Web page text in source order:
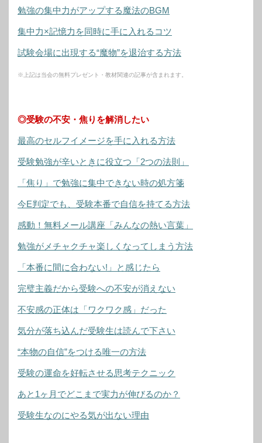
勉強の集中力がアップする魔法のBGM
集中力×記憶力を同時に手に入れるコツ
試験会場に出現する“魔物”を退治する方法
※上記は当会の無料プレゼント・教材関連の記事が含まれます。
◎受験の不安・焦りを解消したい
最高のセルフイメージを手に入れる方法
受験勉強が辛いときに役立つ「2つの法則」
「焦り」で勉強に集中できない時の処方箋
今E判定でも、受験本番で自信を持てる方法
感動！無料メール講座「みんなの熱い言葉」
勉強がメチャクチャ楽しくなってしまう方法
「本番に間に合わない!」と感じたら
完璧主義だから受験への不安が消えない
不安感の正体は「ワクワク感」だった
気分が落ち込んだ受験生は読んで下さい
“本物の自信”をつける唯一の方法
受験の運命を好転させる思考テクニック
あと1ヶ月でどこまで実力が伸びるのか？
受験生なのにやる気が出ない理由